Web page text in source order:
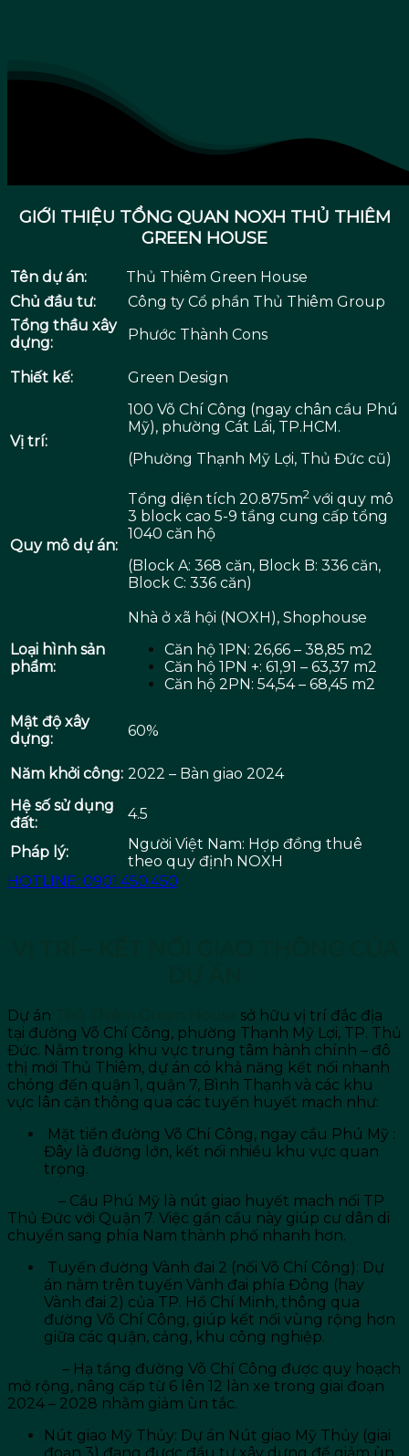
GIỚI THIỆU TỔNG QUAN NOXH THỦ THIÊM
GREEN HOUSE
Tên dự án:
Thủ Thiêm Green House
Chủ đầu tư:
Công ty Cổ phần Thủ Thiêm Group
Tổng thầu xây
dựng:
Phước Thành Cons
Thiết kế: Green Design
Vị trí:
100 Võ Chí Công (ngay chân cầu Phú
Mỹ), phường Cát Lái, TP.HCM.
(Phường Thạnh Mỹ Lợi, Thủ Đức cũ)
Quy mô dự án:
Tổng diện tích 20.875m2 với quy mô
3 block cao 5-9 tầng cung cấp tổng
1040 căn hộ
(Block A: 368 căn, Block B: 336 căn,
Block C: 336 căn)
Loại hình sản
phẩm:
Nhà ở xã hội (NOXH), Shophouse
Căn hộ 1PN: 26,66 – 38,85 m2
Căn hộ 1PN +: 61,91 – 63,37 m2
Căn hộ 2PN: 54,54 – 68,45 m2
Mật độ xây
dựng:
60%
Năm khởi công: 2022 – Bàn giao 2024
Hệ số sử dụng
đất:
4.5
Pháp lý:
Người Việt Nam: Hợp đồng thuê
theo quy định NOXH
HOTLINE: 0901.450.450
Dự án
sở hữu vị trí đắc địa
tại đường Võ Chí Công, phường Thạnh Mỹ Lợi, TP. Thủ
Đức. Nằm trong khu vực trung tâm hành chính – đô
thị mới Thủ Thiêm, dự án có khả năng kết nối nhanh
chóng đến quận 1, quận 7, Bình Thạnh và các khu
vực lân cận thông qua các tuyến huyết mạch như:
Mặt tiền đường Võ Chí Công, ngay cầu Phú Mỹ :
Đây là đường lớn, kết nối nhiều khu vực quan
trọng.
– Cầu Phú Mỹ là nút giao huyết mạch nối TP
Thủ Đức với Quận 7. Việc gần cầu này giúp cư dân di
chuyển sang phía Nam thành phố nhanh hơn.
Tuyến đường Vành đai 2 (nối Võ Chí Công): Dự
án nằm trên tuyến Vành đai phía Đông (hay
Vành đai 2) của TP. Hồ Chí Minh, thông qua
đường Võ Chí Công, giúp kết nối vùng rộng hơn
giữa các quận, cảng, khu công nghiệp.
– Hạ tầng đường Võ Chí Công được quy hoạch
mở rộng, nâng cấp từ 6 lên 12 làn xe trong giai đoạn
2024 – 2028 nhằm giảm ùn tắc.
Nút giao Mỹ Thủy: Dự án Nút giao Mỹ Thủy (giai